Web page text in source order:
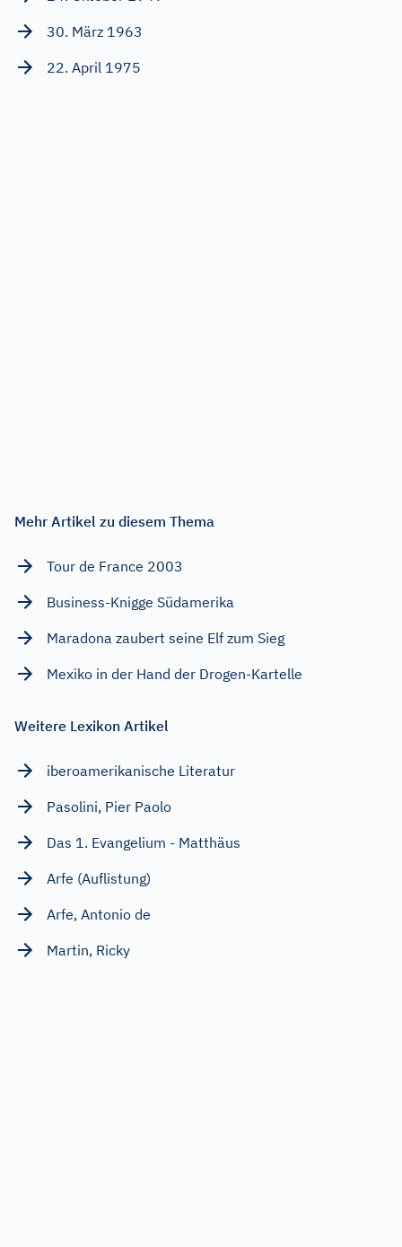
30. März 1963
22. April 1975
Mehr Artikel zu diesem Thema
Tour de France 2003
Business-Knigge Südamerika
Maradona zaubert seine Elf zum Sieg
Mexiko in der Hand der Drogen-Kartelle
Weitere Lexikon Artikel
iberoamerikanische Literatur
Pasolini, Pier Paolo
Das 1. Evangelium - Matthäus
Arfe (Auflistung)
Arfe, Antonio de
Martin, Ricky